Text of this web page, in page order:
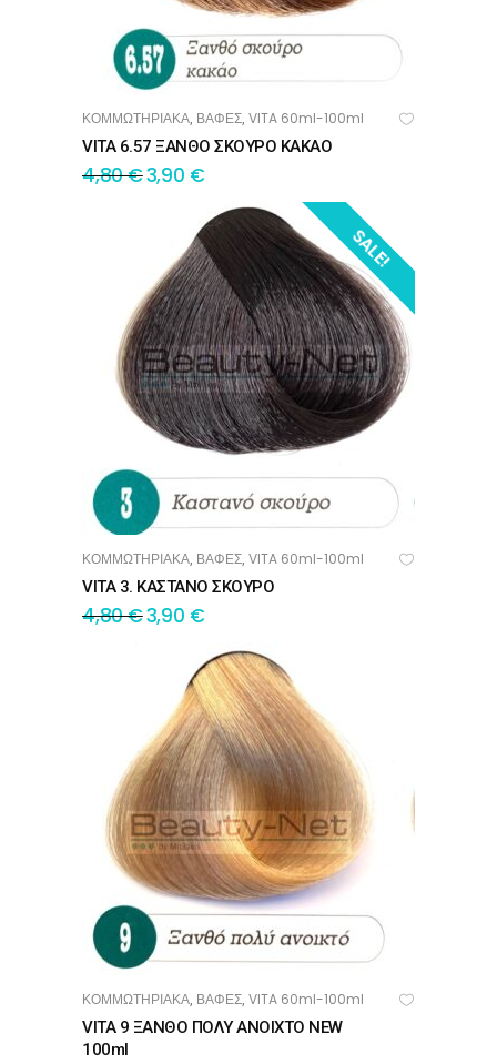
ΠΡΟΣΘΉΚΗ ΣΤΟ ΚΑΛΆΘΙ
ΚΟΜΜΩΤΗΡΙΑΚΑ, ΒΑΦΕΣ, VITA 60ml-100ml
VITA 6.57 ΞΑΝΘΟ ΣΚΟΥΡΟ ΚΑΚΑΟ
4,80€3,90 €
SALE!
ΠΡΟΣΘΉΚΗ ΣΤΟ ΚΑΛΆΘΙ
ΚΟΜΜΩΤΗΡΙΑΚΑ, ΒΑΦΕΣ, VITA 60ml-100ml
VITA 3. ΚΑΣΤΑΝΟ ΣΚΟΥΡΟ
4,80€3,90 €
ΠΡΟΣΘΉΚΗ ΣΤΟ ΚΑΛΆΘΙ
ΚΟΜΜΩΤΗΡΙΑΚΑ, ΒΑΦΕΣ, VITA 60ml-100ml
VITA 9 ΞΑΝΘΟ ΠΟΛΥ ΑΝΟΙΧΤΟ NEW
100ml